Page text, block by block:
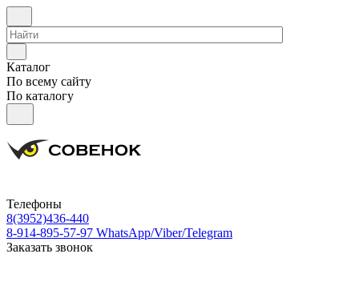
Каталог
По всему сайту
По каталогу
Телефоны
8(3952)436-440
8-914-895-57-97 WhatsApp/Viber/Telegram
Заказать звонок